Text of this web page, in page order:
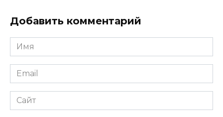
Добавить комментарий
Имя
*
Email
*
Сайт